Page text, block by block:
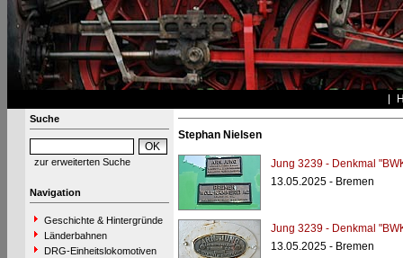
Suche
zur erweiterten Suche
Navigation
Geschichte & Hintergründe
Länderbahnen
DRG-Einheitslokomotiven
Stephan Nielsen
Jung 3239 - Denkmal
13.05.2025 - Bremen
Jung 3239 - Denkmal
13.05.2025 - Bremen